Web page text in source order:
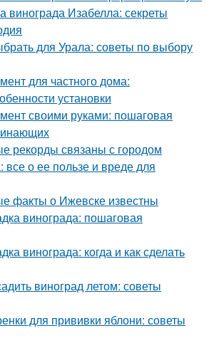
винограда Изабелла: секреты
для Урала: советы по выбору
для частного дома:
установки
своими руками: пошаговая
рекорды связаны с городом
все о ее пользе и вреде для
факты о Ижевске известны
винограда: пошаговая
винограда: когда и как сделать
виноград летом: советы
для прививки яблони: советы